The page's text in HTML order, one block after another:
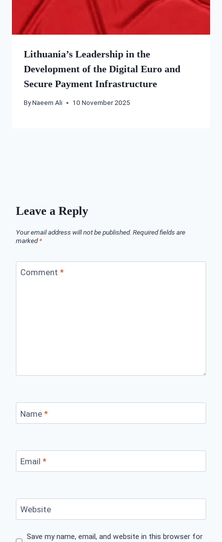
Lithuania’s Leadership in the
Development of the Digital Euro and
Secure Payment Infrastructure
ByNaeem Ali 10 November 2025
Leave a Reply
Your email address will not be published. Required fields are
marked*
Comment *
Name *
Email *
Website
Save my name, email, and website in this browser for